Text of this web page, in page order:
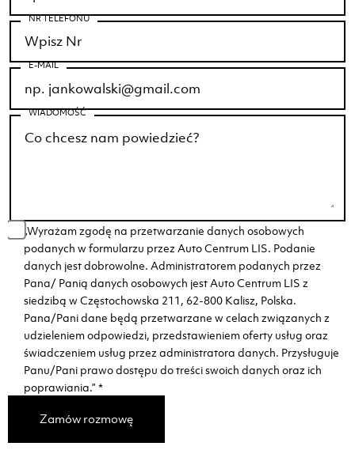
NR TELEFONU
E-MAIL
WIADOMOŚĆ
„Wyrażam zgodę na przetwarzanie danych osobowych
podanych w formularzu przez Auto Centrum LIS. Podanie
danych jest dobrowolne. Administratorem podanych przez
Pana/ Panią danych osobowych jest Auto Centrum LIS z
siedzibą w Częstochowska 211, 62-800 Kalisz, Polska.
Pana/Pani dane będą przetwarzane w celach związanych z
udzieleniem odpowiedzi, przedstawieniem oferty usług oraz
świadczeniem usług przez administratora danych. Przysługuje
Panu/Pani prawo dostępu do treści swoich danych oraz ich
poprawiania.” *
Zamów rozmowę